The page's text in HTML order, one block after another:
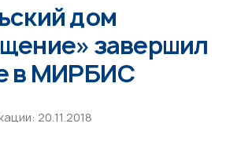
дом
завершил
в МИРБИС
20.11.2018